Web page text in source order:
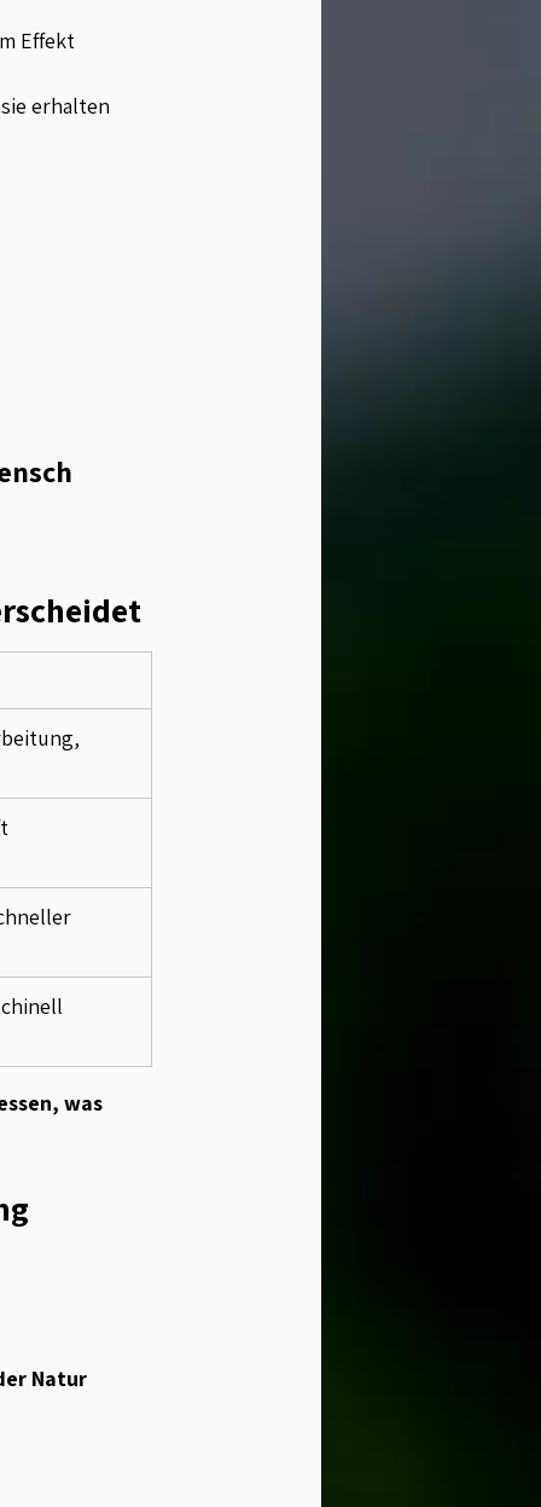
Effekt
erhalten
was
Natur